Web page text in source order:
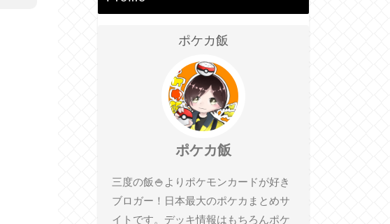
ポケカ飯
ポケカ飯
三度の飯🍚よりポケモンカードが好き
ブロガー！日本最大のポケカまとめサ
イトです。デッキ情報はもちろんポケ